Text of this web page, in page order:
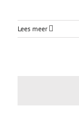
Lees meer